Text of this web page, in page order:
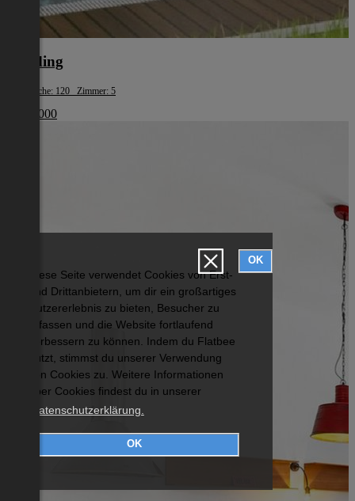
Diese Seite verwendet Cookies von Erst-
und Drittanbietern, um dir ein großartiges
Nutzererlebnis zu bieten, Besucher zu
erfassen und die Website fortlaufend
verbessern zu können. Indem du Flatbee
nutzt, stimmst du unserer Verwendung
von Cookies zu. Weitere Informationen
über Cookies findest du in unserer
Datenschutzerklärung.
OK
OK
Eferding
Wohnfläche: 120 Zimmer: 5
€ 387 000